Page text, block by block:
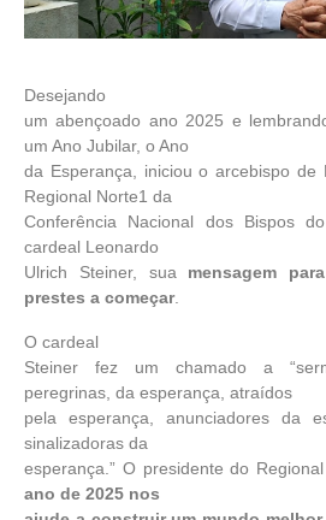
Desejando
um abençoado ano 2025 e
um Ano Jubilar, o Ano
da Esperança, iniciou o arcebispo de
Regional Norte1 da
Conferência Nacional dos Bispos
cardeal Leonardo
Ulrich Steiner, sua mensagem
prestes a começar.
O cardeal
Steiner fez um chamado a
peregrinas, da esperança, atraídos
pela esperança, anunciadores da
sinalizadoras da
esperança.” O presidente do
ano de 2025 nos